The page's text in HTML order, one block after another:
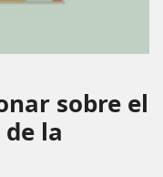
sobre el
la